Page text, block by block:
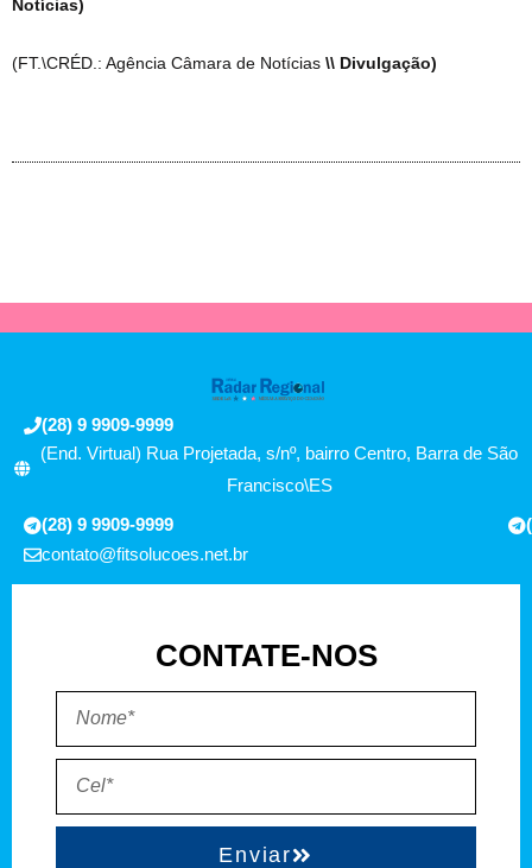
Notícias)
(FT.\CRÉD.: Agência Câmara de Notícias \\ Divulgação)
(28) 9 9909-9999
(End. Virtual) Rua Projetada, s/nº, bairro Centro, Barra de São
Francisco\ES
(28) 9 9909-9999
contato@fitsolucoes.net.br
CONTATE-NOS
Enviar